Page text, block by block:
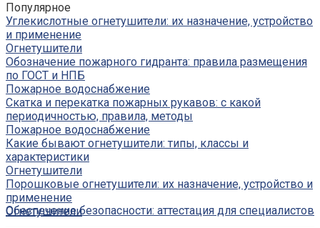
Популярное
Углекислотные огнетушители: их назначение, устройство
и применение
Огнетушители
Обозначение пожарного гидранта: правила размещения
по ГОСТ и НПБ
Пожарное водоснабжение
Скатка и перекатка пожарных рукавов: с какой
периодичностью, правила, методы
Пожарное водоснабжение
Какие бывают огнетушители: типы, классы и
характеристики
Огнетушители
Порошковые огнетушители: их назначение, устройство и
применение
Огнетушители
Обеспечение безопасности: аттестация для специалистов